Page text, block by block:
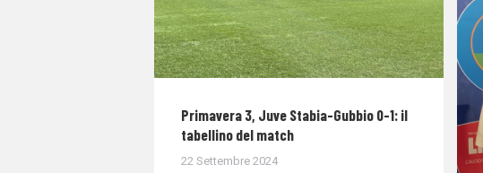
Primavera 3, Juve Stabia-Gubbio 0-1: il
tabellino del match
22 Settembre 2024